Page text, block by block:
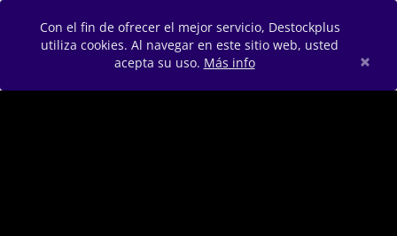
Con el fin de ofrecer el mejor servicio, Destockplus
utiliza cookies. Al navegar en este sitio web, usted
acepta su uso. Más info ×